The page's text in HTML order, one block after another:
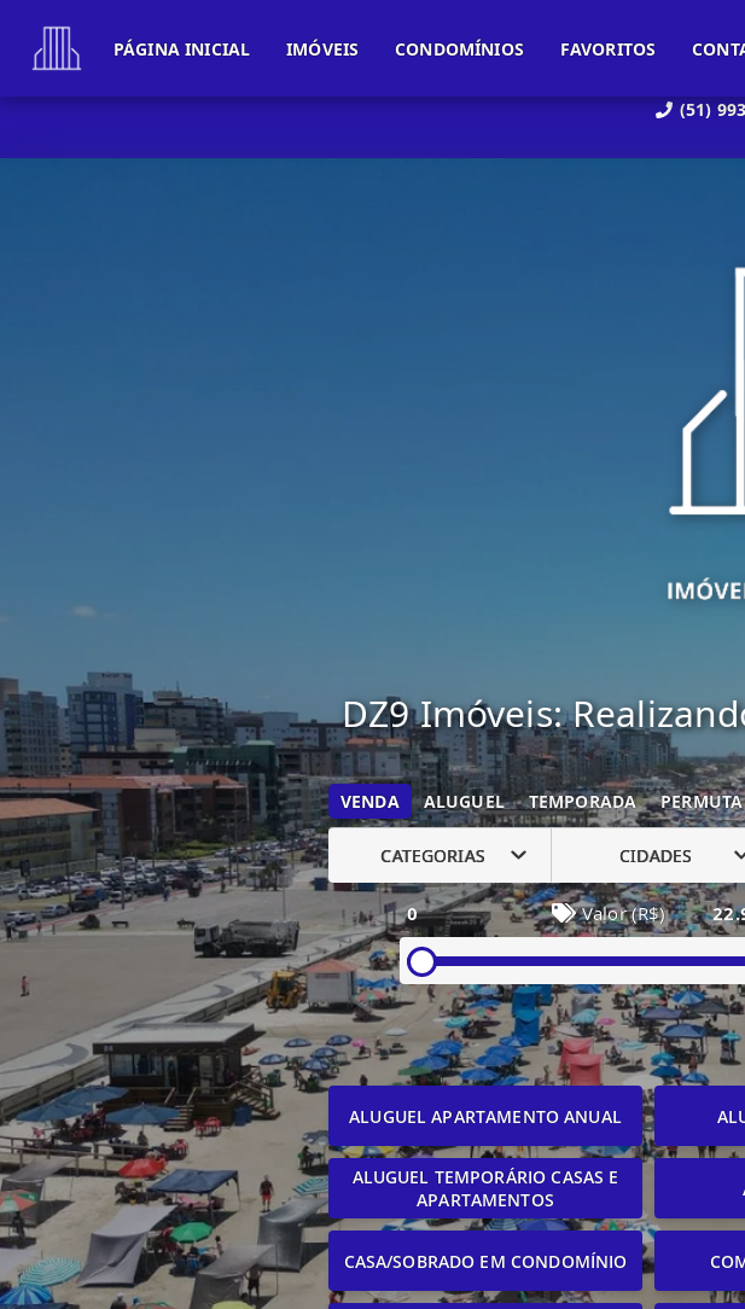
(51)
PÁGINA INICIAL IMÓVEIS CONDOMÍNIOS FAVORITOS
DZ9 Imóveis:
VENDA ALUGUEL TEMPORADA PERMUTA
CATEGORIAS CIDADES
0 Valor (R$)
ALUGUEL APARTAMENTO ANUAL
ALUGUEL TEMPORÁRIO CASAS E
APARTAMENTOS
CASA/SOBRADO EM CONDOMÍNIO